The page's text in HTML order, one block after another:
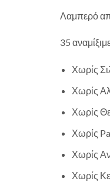
Λαμπερό
35
Χωρίς
Χωρίς
Χωρίς
Χωρίς
Χωρίς
Χωρίς